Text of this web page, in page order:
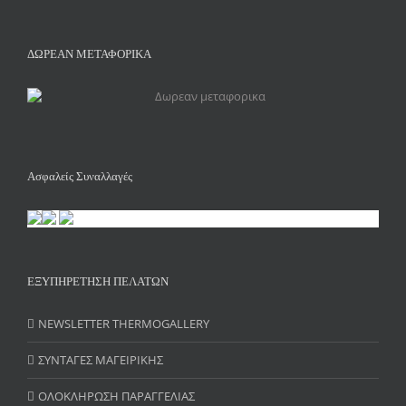
ΔΩΡΕΑΝ ΜΕΤΑΦΟΡΙΚΑ
Ασφαλείς Συναλλαγές
ΕΞΥΠΗΡΕΤΗΣΗ ΠΕΛΑΤΩΝ
NEWSLETTER THERMOGALLERY
ΣΥΝΤΑΓΕΣ ΜΑΓΕΙΡΙΚΗΣ
ΟΛΟΚΛΗΡΩΣΗ ΠΑΡΑΓΓΕΛΙΑΣ